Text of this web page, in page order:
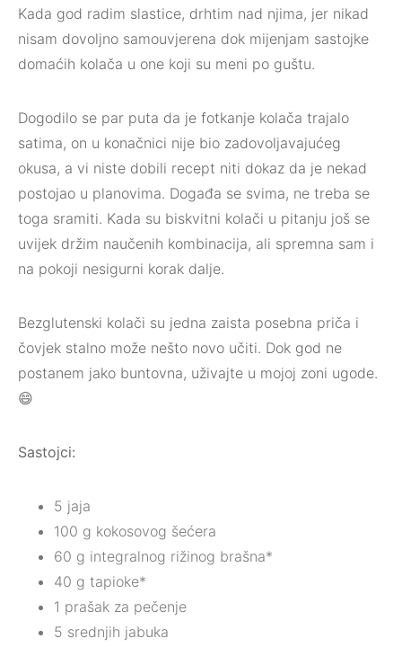
Kada god radim slastice, drhtim nad njima, jer nikad
nisam dovoljno samouvjerena dok mijenjam sastojke
domaćih kolača u one koji su meni po guštu.
Dogodilo se par puta da je fotkanje kolača trajalo
satima, on u konačnici nije bio zadovoljavajućeg
okusa, a vi niste dobili recept niti dokaz da je nekad
postojao u planovima. Događa se svima, ne treba se
toga sramiti. Kada su biskvitni kolači u pitanju još se
uvijek držim naučenih kombinacija, ali spremna sam i
na pokoji nesigurni korak dalje.
Bezglutenski kolači su jedna zaista posebna priča i
čovjek stalno može nešto novo učiti. Dok god ne
postanem jako buntovna, uživajte u mojoj zoni ugode.
😄
Sastojci:
5 jaja
100 g kokosovog šećera
60 g integralnog rižinog brašna*
40 g tapioke*
1 prašak za pečenje
5 srednjih jabuka